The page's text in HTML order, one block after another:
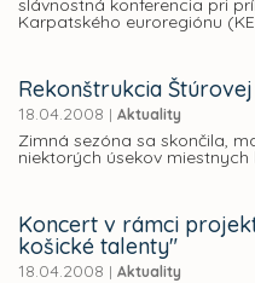
slávnostná konferencia pri
Karpatského euroregiónu
Rekonštrukcia Štúrovej
18.04.2008 | Aktuality
Zimná sezóna sa skončila,
niektorých úsekov miestnych
Koncert v rámci
košické talenty"
18.04.2008 | Aktuality